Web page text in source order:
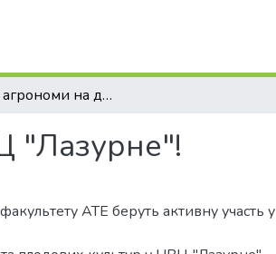
Майбутні агрономи на допомогу НВЦ "Лазурне"!
"Лазурне"!
АТЕ беруть активну участь у